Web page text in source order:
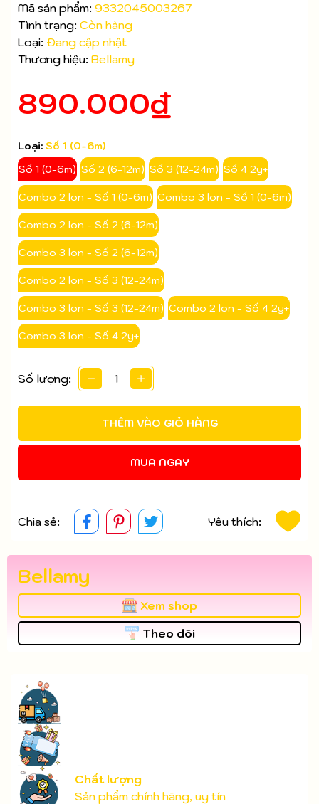
Mã sản phẩm: 9332045003267
Tình trạng: Còn hàng
Loại: Đang cập nhật
Thương hiệu: Bellamy
890.000₫
Loại: Số 1 (0-6m)
Số 1 (0-6m) Số 2 (6-12m) Số 3 (12-24m) Số 4 2y+
Combo 2 lon - Số 1 (0-6m) Combo 3 lon - Số 1 (0-6m)
Combo 2 lon - Số 2 (6-12m)
Combo 3 lon - Số 2 (6-12m)
Combo 2 lon - Số 3 (12-24m)
Combo 3 lon - Số 3 (12-24m) Combo 2 lon - Số 4 2y+
Combo 3 lon - Số 4 2y+
Số lượng:
THÊM VÀO GIỎ HÀNG
MUA NGAY
Mã giảm giá:
Ngày hết hạn:
Điều kiện:
Chia sẻ: Yêu thích:
Bellamy
Xem shop
Theo dõi
Chất lượng
Sản phẩm chính hãng, uy tín